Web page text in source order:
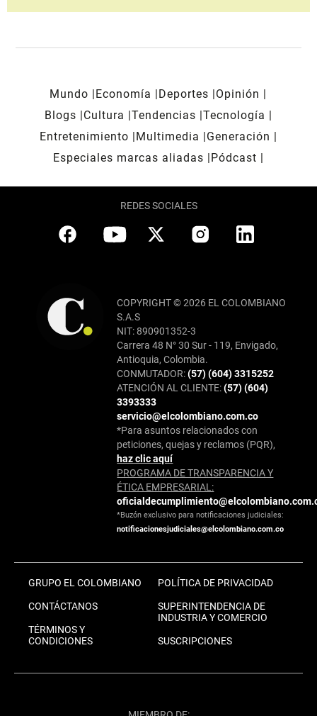
Mundo Economía Deportes
Opinión
Blogs
Cultura Tendencias Tecnología
Entretenimiento
Multimedia
Generación
Especiales marcas aliadas
Pódcast
REDES SOCIALES
COPYRIGHT © 2026 EL COLOMBIANO
S.A.S
NIT: 890901352-3
Carrera 48 N° 30 Sur - 119, Envigado,
Antioquia, Colombia.
CONMUTADOR:(57) (604) 3315252
ATENCIÓN AL CLIENTE:(57) (604)
3393333
servicio@elcolombiano.com.co
*Para asuntos relacionados con
peticiones, quejas y reclamos (PQR),
haz clic aquí
PROGRAMA DE TRANSPARENCIA Y
ÉTICA EMPRESARIAL:
*Buzón exclusivo para notificaciones judiciales:
notificacionesjudiciales@elcolombiano.com.co
GRUPO EL COLOMBIANO
CONTÁCTANOS
TÉRMINOS Y
CONDICIONES
POLÍTICA DE PRIVACIDAD
SUPERINTENDENCIA DE
INDUSTRIA Y COMERCIO
SUSCRIPCIONES